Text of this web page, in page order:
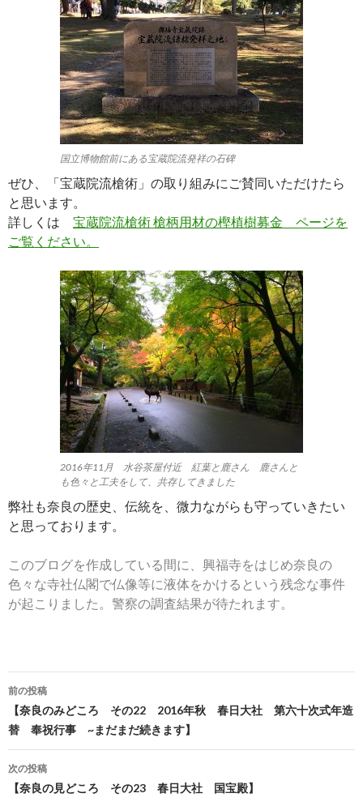
国立博物館前にある宝蔵院流発祥の石碑
ぜひ、「宝蔵院流槍術」の取り組みにご賛同いただけたら
と思います。
詳しくは 宝蔵院流槍術 槍柄用材の樫植樹募金 ページを
ご覧ください。
2016年11月 水谷茶屋付近 紅葉と鹿さん 鹿さんと
も色々と工夫をして、共存してきました
弊社も奈良の歴史、伝統を、微力ながらも守っていきたい
と思っております。
このブログを作成している間に、興福寺をはじめ奈良の
色々な寺社仏閣で仏像等に液体をかけるという残念な事件
が起こりました。警察の調査結果が待たれます。
投
稿
ナ
ビ
前の投稿
【奈良のみどころ その22 2016年秋 春日大社 第六十次式年造
替 奉祝行事 ~まだまだ続きます】
次の投稿
【奈良の見どころ その23 春日大社 国宝殿】